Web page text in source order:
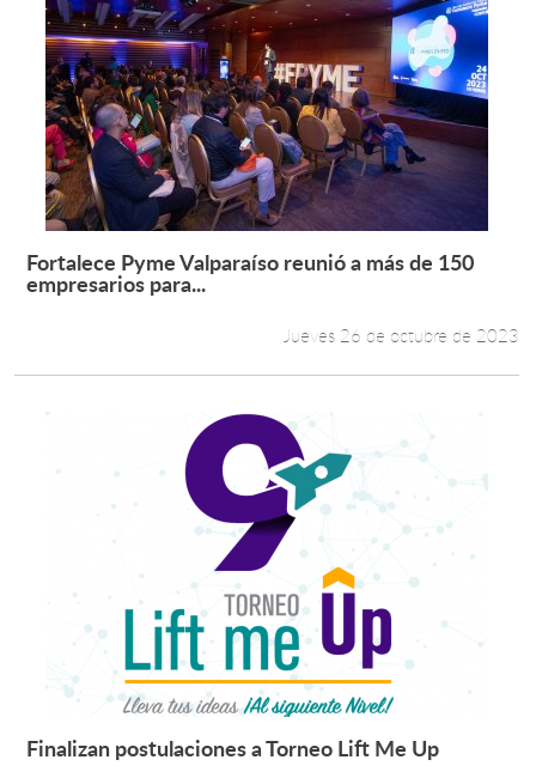
Leer más +
Fortalece Pyme Valparaíso reunió a más de 150
empresarios para...
Jueves 26 de octubre de 2023
Leer más +
Finalizan postulaciones a Torneo Lift Me Up